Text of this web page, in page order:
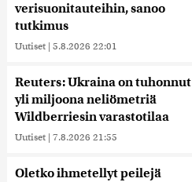
verisuonitauteihin, sanoo
tutkimus
Uutiset | 5.8.2026 22:01
Reuters: Ukraina on tuhonnut
yli miljoona neliömetriä
Wildberriesin varastotilaa
Uutiset | 7.8.2026 21:55
Oletko ihmetellyt peilejä